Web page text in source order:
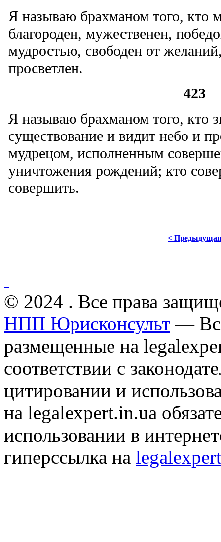
Я называю брахманом того, кто
благороден, мужественен,
мудростью, свободен от
просветлен.
423
Я называю брахманом того, кто
существование и видит небо и
мудрецом, исполненным
уничтожения рождений; кто
совершить.
< Предыдущая
© 2024 . Все права
НПП Юрисконсульт —
размещенные на
соответствии с
цитировании и
на legalexpert.in.ua
использовании в
гиперссылка на